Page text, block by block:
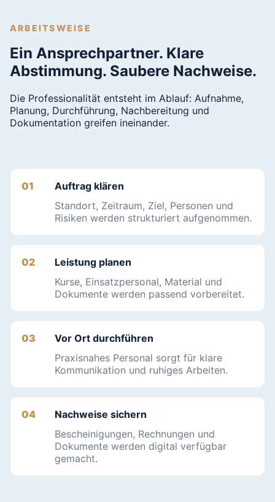
ARBEITSWEISE
Ein Ansprechpartner. Klare
Abstimmung. Saubere Nachweise.
Die Professionalität entsteht im Ablauf: Aufnahme,
Planung, Durchführung, Nachbereitung und
Dokumentation greifen ineinander.
Auftrag klären
Standort, Zeitraum, Ziel, Personen und
Risiken werden strukturiert aufgenommen.
Leistung planen
Kurse, Einsatzpersonal, Material und
Dokumente werden passend vorbereitet.
Vor Ort durchführen
Praxisnahes Personal sorgt für klare
Kommunikation und ruhiges Arbeiten.
Nachweise sichern
Bescheinigungen, Rechnungen und
Dokumente werden digital verfügbar
gemacht.